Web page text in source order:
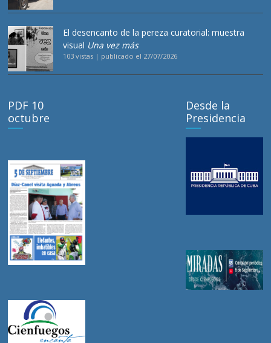
El desencanto de la pereza curatorial: muestra
visual Una vez más
103 vistas | publicado el 27/07/2026
PDF 10
octubre
Desde la
Presidencia